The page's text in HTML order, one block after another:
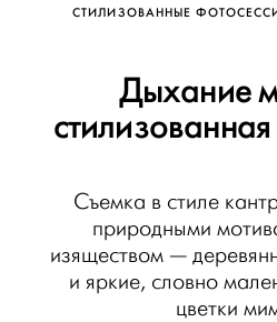
СТИЛИЗОВАННЫЕ
Дыхание
Съемка в стиле
природными
изяществом —
и яркие, словно
цветки